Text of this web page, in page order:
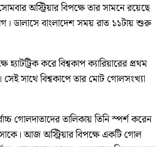
অস্ট্রিয়ার বিপক্ষে তার সামনে রয়েছে
ডালাসে বাংলাদেশ সময় রাত ১১টায় শুরু
করে বিশ্বকাপ ক্যারিয়ারের প্রথম
সাথে বিশ্বকাপে তার মোট গোলসংখ্যা
গোলদাতাদের তালিকায় তিনি স্পর্শ করেন
আজ অস্ট্রিয়ার বিপক্ষে একটি গোল